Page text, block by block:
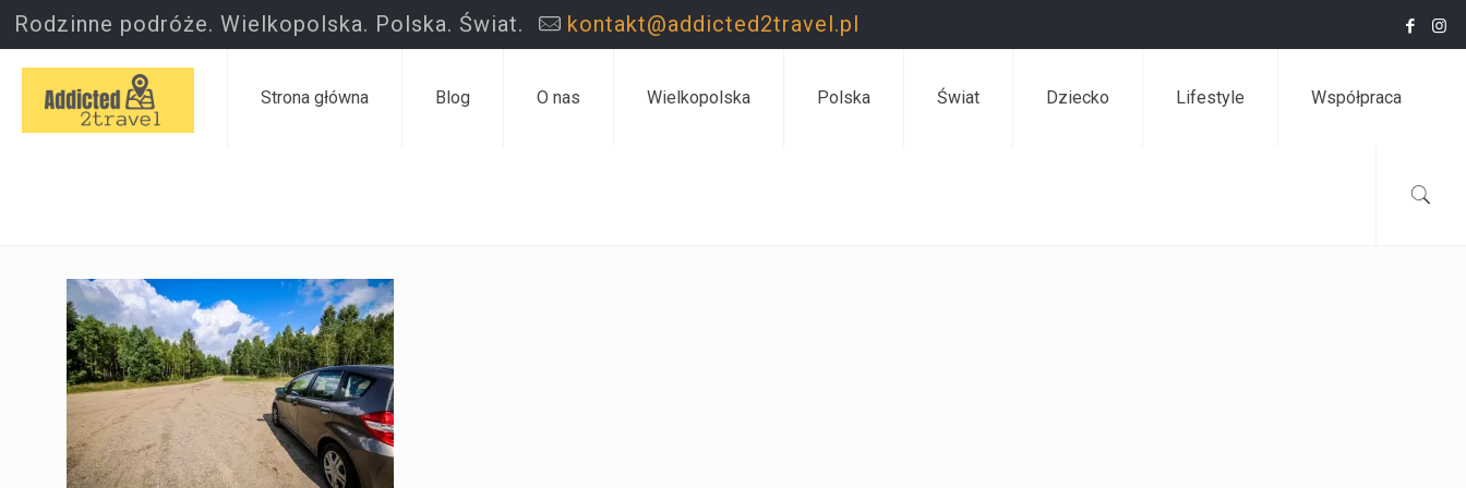
Rodzinne podróże. Wielkopolska. Polska. Świat. kontakt@addicted2travel.pl
Strona główna Blog O nas Wielkopolska Polska Świat Dziecko Lifestyle Współpraca